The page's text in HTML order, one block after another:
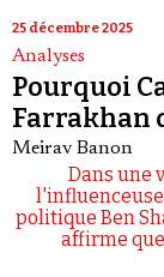
25 décembre 2025
Analyses
Pourquoi
Farrakhan
Meirav Banon
Dans une
politique Ben
affirme que